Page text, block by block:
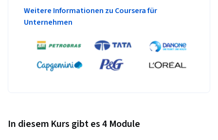
Weitere Informationen zu Coursera für
Unternehmen
In diesem Kurs gibt es 4 Module